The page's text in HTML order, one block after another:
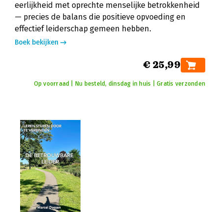
eerlijkheid met oprechte menselijke betrokkenheid
— precies de balans die positieve opvoeding en
effectief leiderschap gemeen hebben.
Boek bekijken
€ 25,99
Op voorraad | Nu besteld, dinsdag in huis | Gratis verzonden